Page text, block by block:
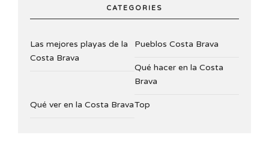
CATEGORIES
Las mejores playas de la
Costa Brava
Pueblos Costa Brava
Qué hacer en la Costa
Brava
Qué ver en la Costa BravaTop